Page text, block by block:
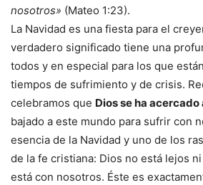
nosotros» (Mateo 1:23).
La Navidad es una fiesta para el
verdadero significado tiene una
todos y en especial para los que
tiempos de sufrimiento y de crisis.
celebramos que Dios se ha acercado
bajado a este mundo para sufrir con
esencia de la Navidad y uno de los
de la fe cristiana: Dios no está lejos
está con nosotros. Éste es